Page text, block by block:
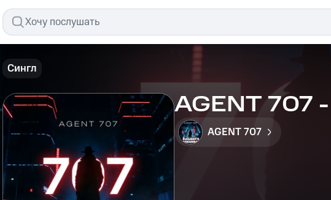
Сингл
AGENT 707
AGENT 707